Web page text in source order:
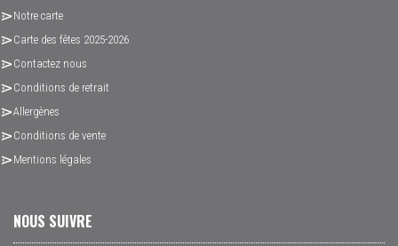
Notre carte
Carte des fêtes 2025-2026
Contactez nous
Conditions de retrait
Allergènes
Conditions de vente
Mentions légales
NOUS SUIVRE